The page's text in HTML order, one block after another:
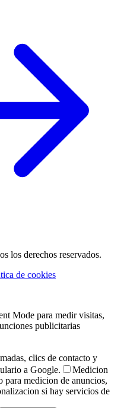
los derechos reservados.
de cookies
Mode para medir visitas,
publicitarias
clics de contacto y
a Google.
Medicion
para medicion de anuncios,
si hay servicios de